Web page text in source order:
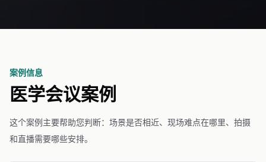
案例信息
医学会议案例
这个案例主要帮助您判断：场景是否相近、现场难点在哪里、拍摄
和直播需要哪些安排。